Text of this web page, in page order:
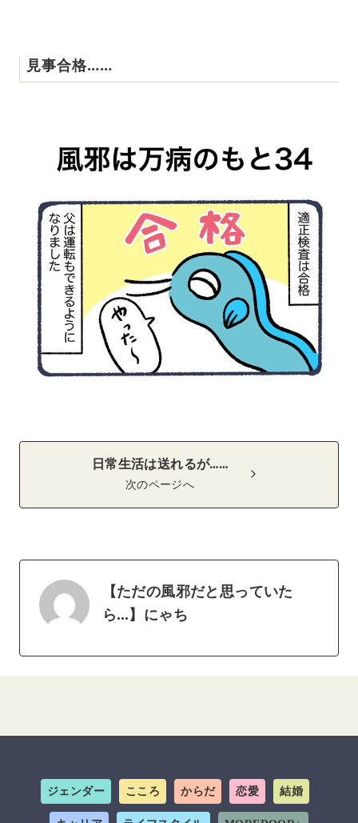
見事合格……
日常生活は送れるが……
次のページへ
【ただの風邪だと思っていた
ら…】にゃち
ジェンダー こころ からだ 恋愛 結婚